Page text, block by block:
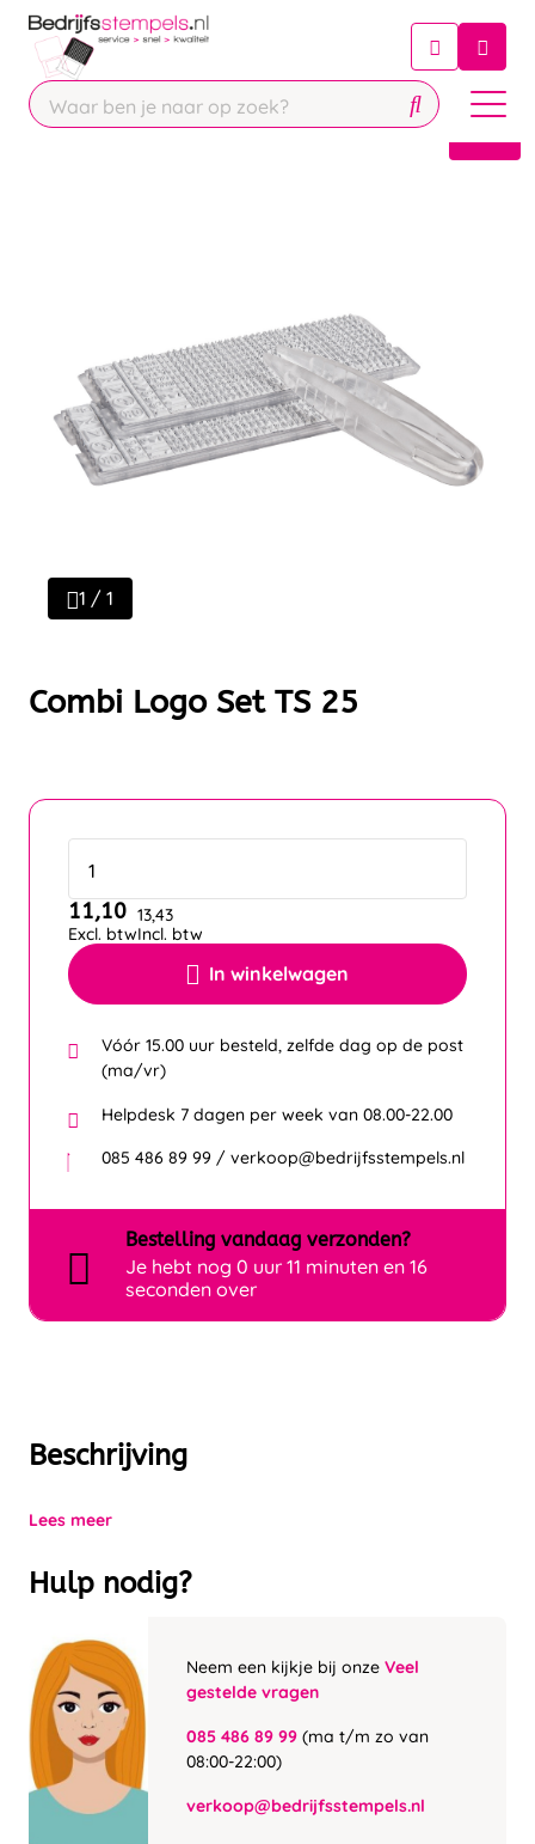
Chatbot
Chat 24/7 met onze chatbot voor
Contact
Beschrijving
Lees meer
Hulp nodig?
Neem een kijkje bij onze Veel
gestelde vragen
085 486 89 99 (ma t/m zo van
08:00-22:00)
verkoop@bedrijfsstempels.nl
1 / 1
Combi Logo Set TS 25
In winkelwagen
11,10
Excl. btw
13,43
Incl. btw
Vóór 15.00 uur besteld, zelfde dag op de post
(ma/vr)
Helpdesk 7 dagen per week van 08.00-22.00
085 486 89 99 / verkoop@bedrijfsstempels.nl
Bestelling vandaag verzonden?
Je hebt nog 0 uur 11 minuten en 16
seconden over